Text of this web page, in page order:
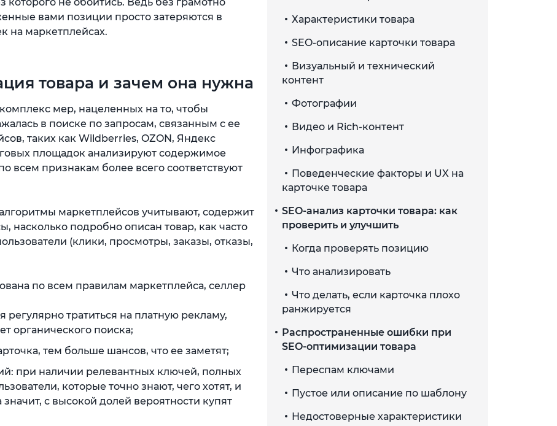
вами позиции просто затеряются в
на маркетплейсах.
товара и зачем она нужна
мер, нацеленных на то, чтобы
в поиске по запросам, связанным с ее
таких как Wildberries, OZON, Яндекс
площадок анализируют содержимое
всем признакам более всего соответствуют
маркетплейсов учитывают, содержит
насколько подробно описан товар, как часто
(клики, просмотры, заказы, отказы,
по всем правилам маркетплейса, селлер
тратиться на платную рекламу,
органического поиска;
тем больше шансов, что ее заметят;
при наличии релевантных ключей, полных
которые точно знают, чего хотят, и
с высокой долей вероятности купят
Характеристики товара
SEO-описание карточки товара
Визуальный и технический
контент
Фотографии
Видео и Rich-контент
Инфографика
Поведенческие факторы и UX на
карточке товара
SEO-анализ карточки товара: как
проверить и улучшить
Когда проверять позицию
Что анализировать
Что делать, если карточка плохо
ранжируется
Распространенные ошибки при
SEO-оптимизации товара
Переспам ключами
Пустое или описание по шаблону
Недостоверные характеристики